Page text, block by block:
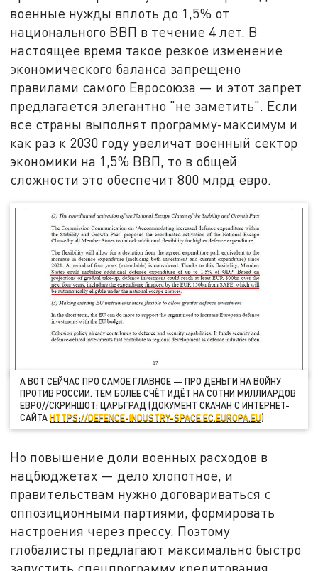
военные нужды вплоть до 1,5% от
национального ВВП в течение 4 лет. В
настоящее время такое резкое изменение
экономического баланса запрещено
правилами самого Евросоюза — и этот запрет
предлагается элегантно "не заметить". Если
все страны выполнят программу-максимум и
как раз к 2030 году увеличат военный сектор
экономики на 1,5% ВВП, то в общей
сложности это обеспечит 800 млрд евро.
А ВОТ СЕЙЧАС ПРО САМОЕ ГЛАВНОЕ — ПРО ДЕНЬГИ НА ВОЙНУ
ПРОТИВ РОССИИ. ТЕМ БОЛЕЕ СЧЁТ ИДЁТ НА СОТНИ МИЛЛИАРДОВ
ЕВРО//СКРИНШОТ: ЦАРЬГРАД (ДОКУМЕНТ СКАЧАН С ИНТЕРНЕТ-
САЙТАHTTPS://DEFENCE-INDUSTRY-SPACE.EC.EUROPA.EU)
Но повышение доли военных расходов в
нацбюджетах — дело хлопотное, и
правительствам нужно договариваться с
оппозиционными партиями, формировать
настроения через прессу. Поэтому
глобалисты предлагают максимально быстро